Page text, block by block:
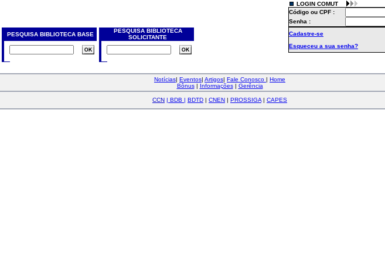
PESQUISA BIBLIOTECA BASE
PESQUISA BIBLIOTECA
SOLICITANTE
LOGIN COMUT
Código ou CPF :
Senha :
Cadastre-se
Esqueceu a sua senha?
Notícias| Eventos| Artigos| Fale Conosco | Home
Bônus| Informações| Gerência
CCN | BDB | BDTD | CNEN | PROSSIGA | CAPES